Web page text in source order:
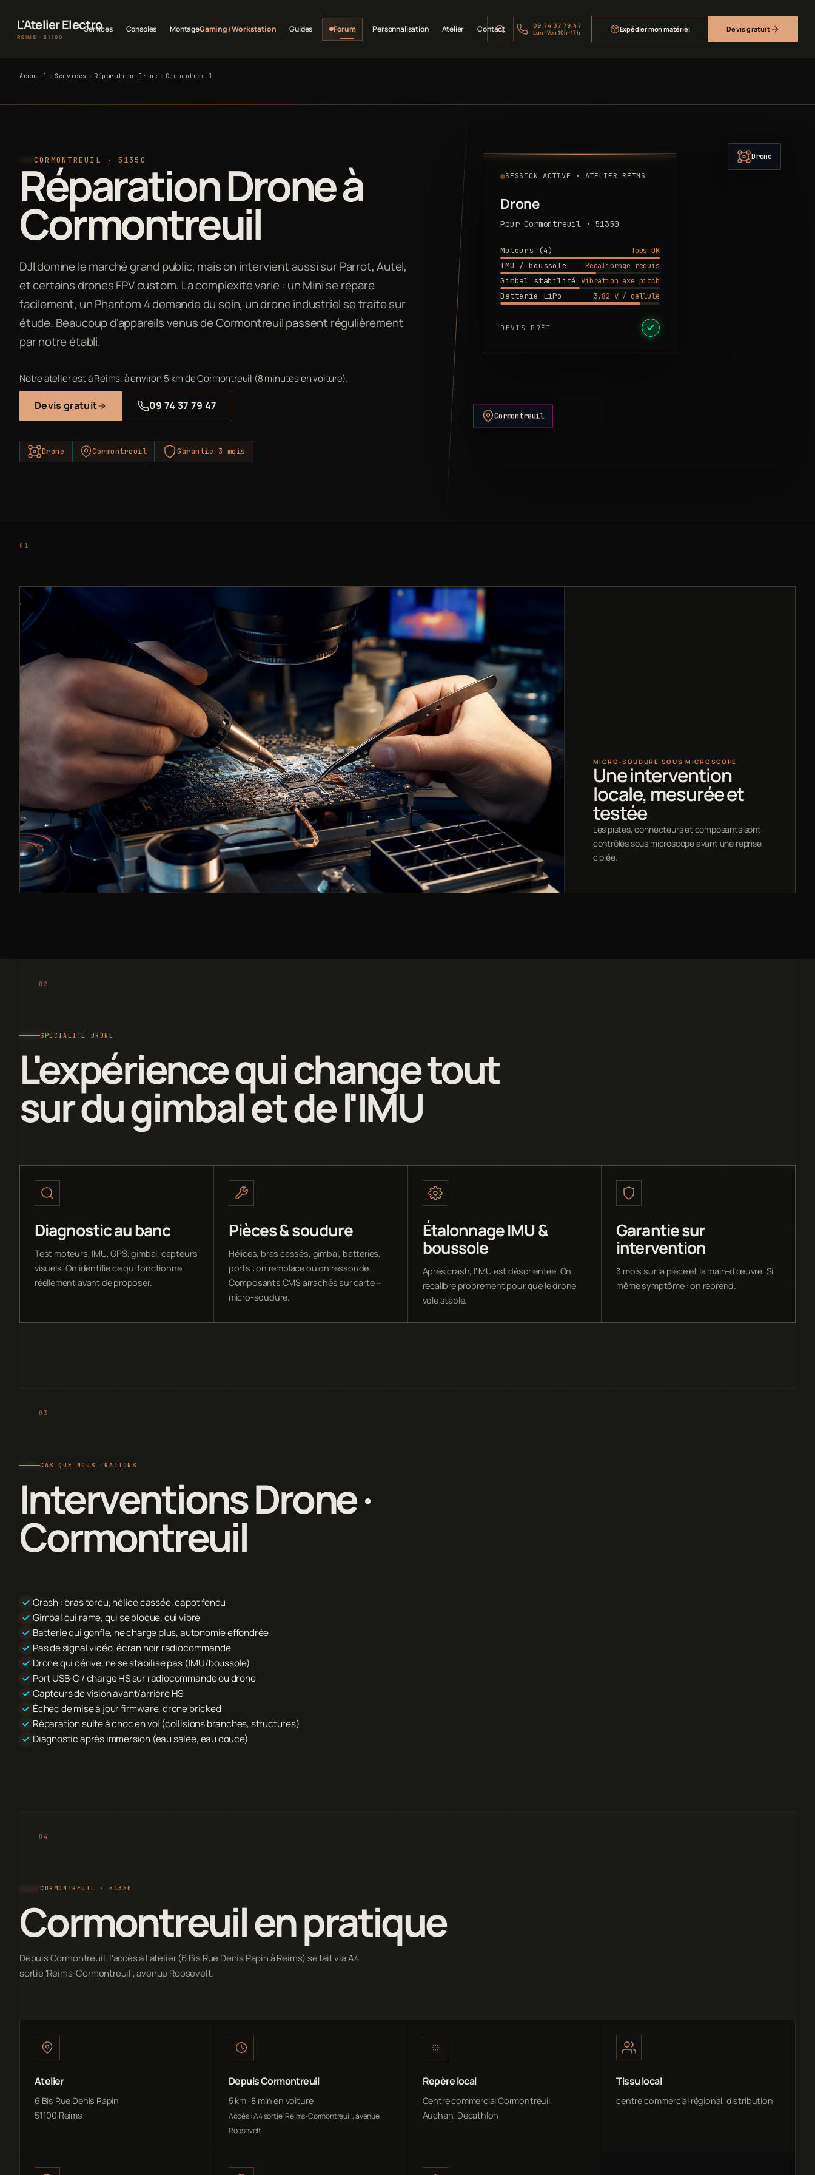
L'Atelier Electro
REIMS · 51100
Services Consoles MontageGaming / Workstation Guides Forum Personnalisation Atelier Contact 09 74 37 79 47
Lun–Ven 10h–17h Expédier mon matériel Devis gratuit
Accueil Services Réparation Drone Cormontreuil
CORMONTREUIL · 51350
Réparation Drone à
Cormontreuil
DJI domine le marché grand public, mais on intervient aussi sur Parrot, Autel,
et certains drones FPV custom. La complexité varie : un Mini se répare
facilement, un Phantom 4 demande du soin, un drone industriel se traite sur
étude. Beaucoup d'appareils venus de Cormontreuil passent régulièrement
par notre établi.
Notre atelier est à Reims, à environ 5 km de Cormontreuil (8 minutes en voiture).
Devis gratuit 09 74 37 79 47
Drone Cormontreuil Garantie 3 mois
SESSION ACTIVE · ATELIER REIMS
Drone
Pour Cormontreuil · 51350
Moteurs (4)
Tous OK
IMU / boussole
Recalibrage requis
Gimbal stabilité
Vibration axe pitch
Batterie LiPo
3,82 V / cellule
DEVIS PRÊT
Drone
Cormontreuil
MICRO-SOUDURE SOUS MICROSCOPE
Une intervention
locale, mesurée et
testée
Les pistes, connecteurs et composants sont
contrôlés sous microscope avant une reprise
ciblée.
SPÉCIALITÉ DRONE
L'expérience qui change tout
sur du gimbal et de l'IMU
Diagnostic au banc
Test moteurs, IMU, GPS, gimbal, capteurs
visuels. On identifie ce qui fonctionne
réellement avant de proposer.
Pièces & soudure
Hélices, bras cassés, gimbal, batteries,
ports : on remplace ou on ressoude.
Composants CMS arrachés sur carte =
micro-soudure.
Étalonnage IMU &
boussole
Après crash, l'IMU est désorientée. On
recalibre proprement pour que le drone
vole stable.
Garantie sur
intervention
3 mois sur la pièce et la main-d'œuvre. Si
même symptôme : on reprend.
CAS QUE NOUS TRAITONS
Interventions Drone ·
Cormontreuil
Crash : bras tordu, hélice cassée, capot fendu
Gimbal qui rame, qui se bloque, qui vibre
Batterie qui gonfle, ne charge plus, autonomie effondrée
Pas de signal vidéo, écran noir radiocommande
Drone qui dérive, ne se stabilise pas (IMU/boussole)
Port USB-C / charge HS sur radiocommande ou drone
Capteurs de vision avant/arrière HS
Échec de mise à jour firmware, drone bricked
Réparation suite à choc en vol (collisions branches, structures)
Diagnostic après immersion (eau salée, eau douce)
CORMONTREUIL · 51350
Cormontreuil en pratique
Depuis Cormontreuil, l'accès à l'atelier (6 Bis Rue Denis Papin à Reims) se fait via A4
sortie 'Reims-Cormontreuil', avenue Roosevelt.
Atelier
6 Bis Rue Denis Papin
51100 Reims
Depuis Cormontreuil
5 km · 8 min en voiture
Accès : A4 sortie 'Reims-Cormontreuil', avenue
Roosevelt
Repère local
Centre commercial Cormontreuil,
Auchan, Décathlon
Tissu local
centre commercial régional, distribution